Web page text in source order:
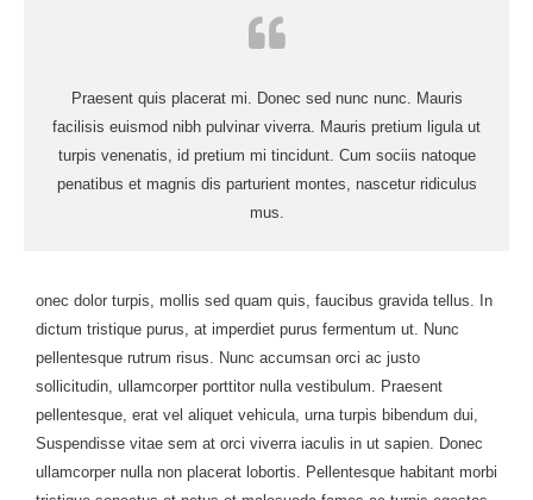
Praesent quis placerat mi. Donec sed nunc nunc. Mauris
facilisis euismod nibh pulvinar viverra. Mauris pretium ligula ut
turpis venenatis, id pretium mi tincidunt. Cum sociis natoque
penatibus et magnis dis parturient montes, nascetur ridiculus
mus.
onec dolor turpis, mollis sed quam quis, faucibus gravida tellus. In
dictum tristique purus, at imperdiet purus fermentum ut. Nunc
pellentesque rutrum risus. Nunc accumsan orci ac justo
sollicitudin, ullamcorper porttitor nulla vestibulum. Praesent
pellentesque, erat vel aliquet vehicula, urna turpis bibendum dui,
Suspendisse vitae sem at orci viverra iaculis in ut sapien. Donec
ullamcorper nulla non placerat lobortis. Pellentesque habitant morbi